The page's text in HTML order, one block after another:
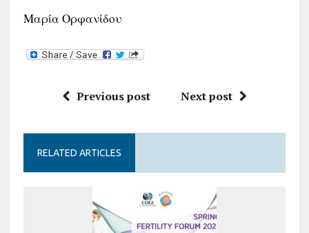
Μαρία Ορφανίδου
Previous post Next post
RELATED ARTICLES